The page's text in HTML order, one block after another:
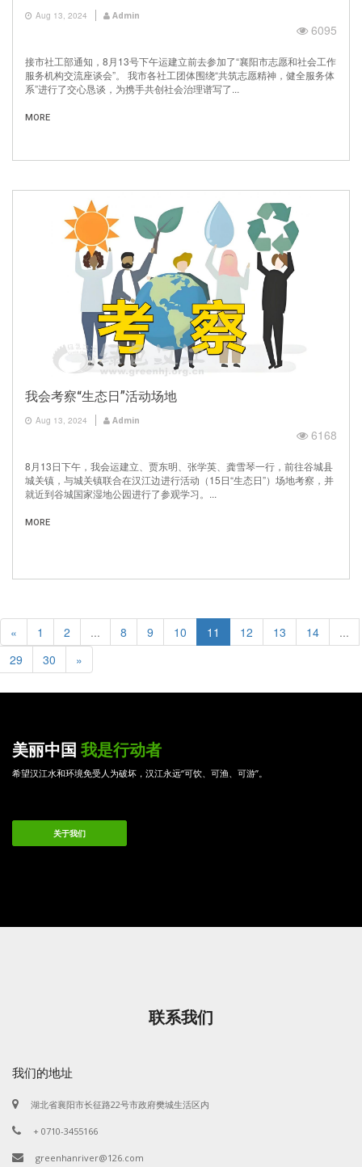
Aug 13, 2024 Admin
6095
接市社工部通知，8月13号下午运建立前去参加了“襄阳市志愿和社会工作
服务机构交流座谈会”。 我市各社工团体围绕“共筑志愿精神，健全服务体
系”进行了交心恳谈，为携手共创社会治理谱写了...
MORE
我会考察“生态日”活动场地
Aug 13, 2024 Admin
6168
8月13日下午，我会运建立、贾东明、张学英、龚雪琴一行，前往谷城县
城关镇，与城关镇联合在汉江边进行活动（15日“生态日”）场地考察，并
就近到谷城国家湿地公园进行了参观学习。...
MORE
« 1 2 ... 8 9 10 11 12 13 14
...
29
30 »
美丽中国 我是行动者
希望汉江水和环境免受人为破坏，汉江永远“可饮、可渔、可游”。
关于我们
联系我们
我们的地址
湖北省襄阳市长征路22号市政府樊城生活区内
+ 0710-3455166
greenhanriver@126.com